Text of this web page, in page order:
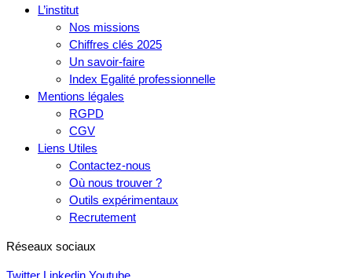
L’institut
Nos missions
Chiffres clés 2025
Un savoir-faire
Index Egalité professionnelle
Mentions légales
RGPD
CGV
Liens Utiles
Contactez-nous
Où nous trouver ?
Outils expérimentaux
Recrutement
Réseaux sociaux